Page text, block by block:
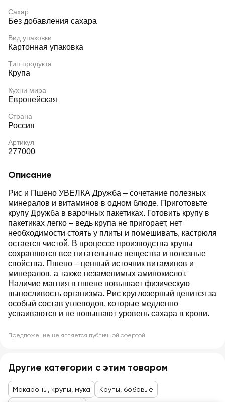
Сахар
Без добавления сахара
Вид упаковки
Картонная упаковка
Тип продукта
Крупа
Кухни мира
Европейская
Страна
Россия
Артикул
277000
Описание
Рис и Пшено УВЕЛКА Дружба – сочетание полезных
минералов и витаминов в одном блюде. Приготовьте
крупу Дружба в варочных пакетиках. Готовить крупу в
пакетиках легко – ведь крупа не пригорает, нет
необходимости стоять у плиты и помешивать, кастрюля
остается чистой. В процессе производства крупы
сохраняются все питательные вещества и полезные
свойства. Пшено – ценный источник витаминов и
минералов, а также незаменимых аминокислот.
Наличие магния в пшене повышает физическую
выносливость организма. Рис круглозерный ценится за
особый состав углеводов, которые медленно
усваиваются и не повышают уровень сахара в крови.
Предложение не является публичной офертой
Другие категории с этим товаром
Макароны, крупы, мука Крупы, бобовые